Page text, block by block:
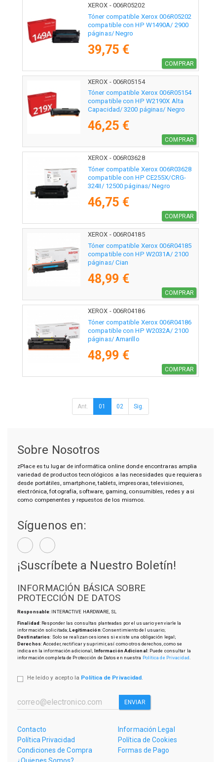
XEROX - 006R05202
Tóner compatible Xerox 006R05202
compatible con HP W1490A/ 2900
páginas/ Negro
39,75 €
COMPRAR
XEROX - 006R05154
Tóner compatible Xerox 006R05154
compatible con HP W2190X Alta
Capacidad/ 3200 páginas/ Negro
46,25 €
COMPRAR
XEROX - 006R03628
Tóner compatible Xerox 006R03628
compatible con HP CE255X/CRG-
324II/ 12500 páginas/ Negro
46,75 €
COMPRAR
XEROX - 006R04185
Tóner compatible Xerox 006R04185
compatible con HP W2031A/ 2100
páginas/ Cian
48,99 €
COMPRAR
XEROX - 006R04186
Tóner compatible Xerox 006R04186
compatible con HP W2032A/ 2100
páginas/ Amarillo
48,99 €
COMPRAR
Ant. 01 02 Sig.
Sobre Nosotros
zPlace es tu lugar de informática online donde encontraras amplia
variedad de productos tecnológicos a las necesidades que requieras
desde portátiles, smartphone, tablets, impresoras, televisiones,
electrónica, fotografía, software, gaming, consumibles, redes y asi
como compenentes y repuestos de los mismos.
Síguenos en:
¡Suscríbete a Nuestro Boletín!
INFORMACIÓN BÁSICA SOBRE
PROTECCIÓN DE DATOS
Responsable: INTERACTIVE HARDWARE, SL
Finalidad: Responder las consultas planteadas por el usuario y enviarle la
información solicitada; Legitimación: Consentimiento del usuario;
Destinatarios: Solo se realizan cesiones si existe una obligación legal;
Derechos: Acceder, rectificar y suprimir, así como otros derechos, como se
indica en la información adicional; Información Adicional : Puede consultar la
información completa de Protección de Datos en nuestra Política de Privacidad.
He leído y acepto la Política de Privacidad
ENVIAR
Contacto
Información Legal
Política Privacidad
Política de Cookies
Condiciones de Compra
Formas de Pago
¿Quienes Somos?